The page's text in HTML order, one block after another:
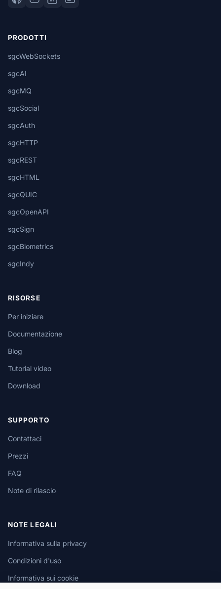
PRODOTTI
sgcWebSockets
sgcAI
sgcMQ
sgcSocial
sgcAuth
sgcHTTP
sgcREST
sgcHTML
sgcQUIC
sgcOpenAPI
sgcSign
sgcBiometrics
sgcIndy
RISORSE
Per iniziare
Documentazione
Blog
Tutorial video
Download
SUPPORTO
Contattaci
Prezzi
FAQ
Note di rilascio
NOTE LEGALI
Informativa sulla privacy
Condizioni d'uso
Informativa sui cookie